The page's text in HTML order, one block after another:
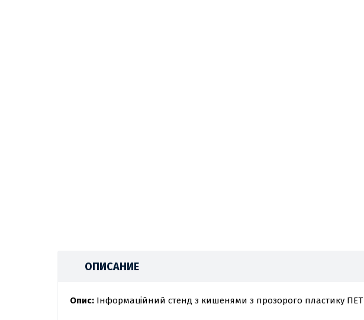
ОПИСАНИЕ
Опис: Інформаційний стенд з кишенями з прозорого пластику